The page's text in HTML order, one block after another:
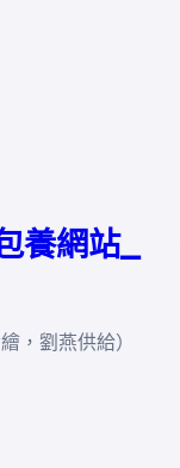
養網站_
劉燕供給）